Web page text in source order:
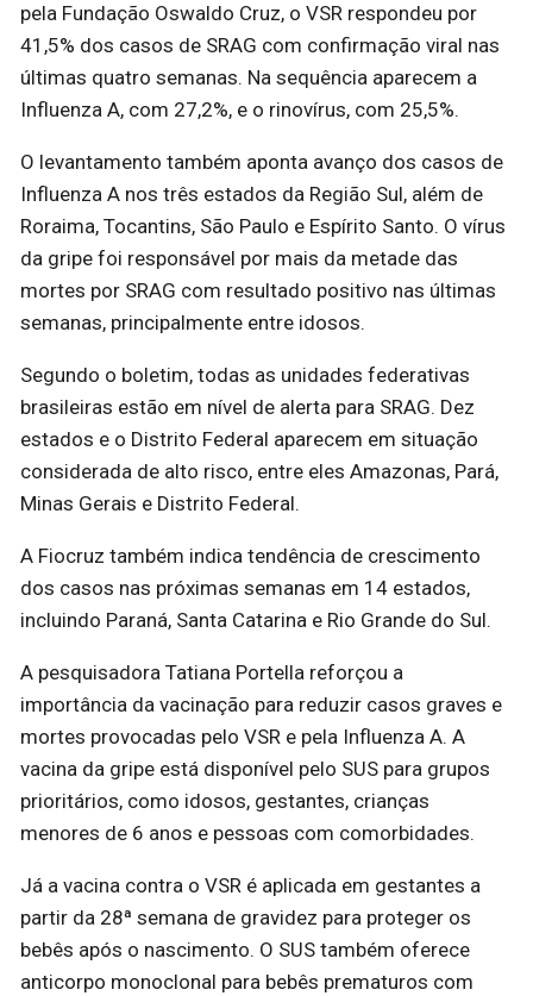
pela Fundação Oswaldo Cruz, o VSR respondeu por
41,5% dos casos de SRAG com confirmação viral nas
últimas quatro semanas. Na sequência aparecem a
Influenza A, com 27,2%, e o rinovírus, com 25,5%.
O levantamento também aponta avanço dos casos de
Influenza A nos três estados da Região Sul, além de
Roraima, Tocantins, São Paulo e Espírito Santo. O vírus
da gripe foi responsável por mais da metade das
mortes por SRAG com resultado positivo nas últimas
semanas, principalmente entre idosos.
Segundo o boletim, todas as unidades federativas
brasileiras estão em nível de alerta para SRAG. Dez
estados e o Distrito Federal aparecem em situação
considerada de alto risco, entre eles Amazonas, Pará,
Minas Gerais e Distrito Federal.
A Fiocruz também indica tendência de crescimento
dos casos nas próximas semanas em 14 estados,
incluindo Paraná, Santa Catarina e Rio Grande do Sul.
A pesquisadora Tatiana Portella reforçou a
importância da vacinação para reduzir casos graves e
mortes provocadas pelo VSR e pela Influenza A. A
vacina da gripe está disponível pelo SUS para grupos
prioritários, como idosos, gestantes, crianças
menores de 6 anos e pessoas com comorbidades.
Já a vacina contra o VSR é aplicada em gestantes a
partir da 28ª semana de gravidez para proteger os
bebês após o nascimento. O SUS também oferece
anticorpo monoclonal para bebês prematuros com